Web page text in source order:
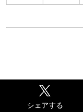
シェアする